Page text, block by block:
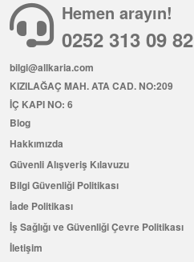
Hemen arayın!
0252 313 09 82
bilgi@allkaria.com
KIZILAĞAÇ MAH. ATA CAD. NO:209
İÇ KAPI NO: 6
Blog
Hakkımızda
Güvenli Alışveriş Kılavuzu
Bilgi Güvenliği Politikası
İade Politikası
İş Sağlığı ve Güvenliği Çevre Politikası
İletişim